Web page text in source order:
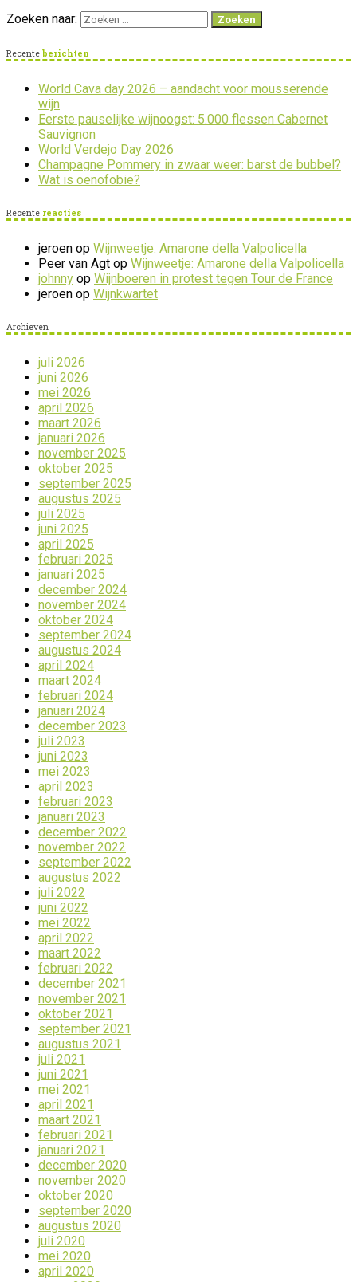
Zoeken naar:
Recente berichten
World Cava day 2026 – aandacht voor mousserende
wijn
Eerste pauselijke wijnoogst: 5.000 flessen Cabernet
Sauvignon
World Verdejo Day 2026
Champagne Pommery in zwaar weer: barst de bubbel?
Wat is oenofobie?
Recente reacties
jeroen op Wijnweetje: Amarone della Valpolicella
Peer van Agt op Wijnweetje: Amarone della Valpolicella
johnny op Wijnboeren in protest tegen Tour de France
jeroen op Wijnkwartet
Archieven
juli 2026
juni 2026
mei 2026
april 2026
maart 2026
januari 2026
november 2025
oktober 2025
september 2025
augustus 2025
juli 2025
juni 2025
april 2025
februari 2025
januari 2025
december 2024
november 2024
oktober 2024
september 2024
augustus 2024
april 2024
maart 2024
februari 2024
januari 2024
december 2023
juli 2023
juni 2023
mei 2023
april 2023
februari 2023
januari 2023
december 2022
november 2022
september 2022
augustus 2022
juli 2022
juni 2022
mei 2022
april 2022
maart 2022
februari 2022
december 2021
november 2021
oktober 2021
september 2021
augustus 2021
juli 2021
juni 2021
mei 2021
april 2021
maart 2021
februari 2021
januari 2021
december 2020
november 2020
oktober 2020
september 2020
augustus 2020
juli 2020
mei 2020
april 2020